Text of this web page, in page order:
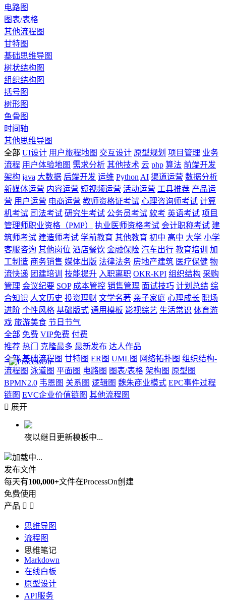
电路图
图表/表格
其他流程图
甘特图
基础思维导图
树状结构图
组织结构图
括号图
树形图
鱼骨图
时间轴
其他思维导图
全部 UI设计 用户旅程地图 交互设计 原型规划 项目管理 业务
流程 用户体验地图 需求分析 其他技术 云 php 算法 前端开发
架构 java 大数据 后端开发 运维 Python AI 渠道运营 数据分析
新媒体运营 内容运营 短视频运营 活动运营 工具推荐 产品运
营 用户运营 电商运营 教师资格证考试 心理咨询师考试 计算
机考试 司法考试 研究生考试 公务员考试 软考 英语考试 项目
管理师职业资格（PMP）
执业医师资格考试 会计职称考试 建
筑师考试 建造师考试 学前教育 其他教育 初中 高中 大学 小学
客服咨询 其他岗位 酒店餐饮 金融保险 汽车出行 教育培训
加
工制造 商务销售 媒体出版 法律法务 房地产建筑 医疗保健 物
流快递 团建培训 技能提升 入职离职 OKR-KPI 组织结构 采购
管理 会议纪要 SOP 成本管控 销售管理 面试技巧 计划总结 综
合知识 人文历史 投资理财 文学名著 亲子家庭 心理成长 职场
进阶 个性风格 基础版式 通用模板 影视综艺 生活常识 体育游
戏 旅游美食 节日节气
全部 免费 VIP免费 付费
推荐 热门 克隆最多 最新发布 达人作品
全部 基础流程图 甘特图 ER图 UML图 网络拓扑图 组织结构-
流程图 泳道图 平面图 电路图 图表/表格 架构图 原型图
BPMN2.0 韦恩图 关系图 逻辑图 魏朱商业模式 EPC事件过程
链图 EVC企业价值链图 其他流程图
 展开
夜以继日更新模板中...
加载中...
发布文件
每天有100,000+文件在ProcessOn创建
免费使用
产品  
思维导图
流程图
思维笔记
Markdown
在线白板
原型设计
API服务